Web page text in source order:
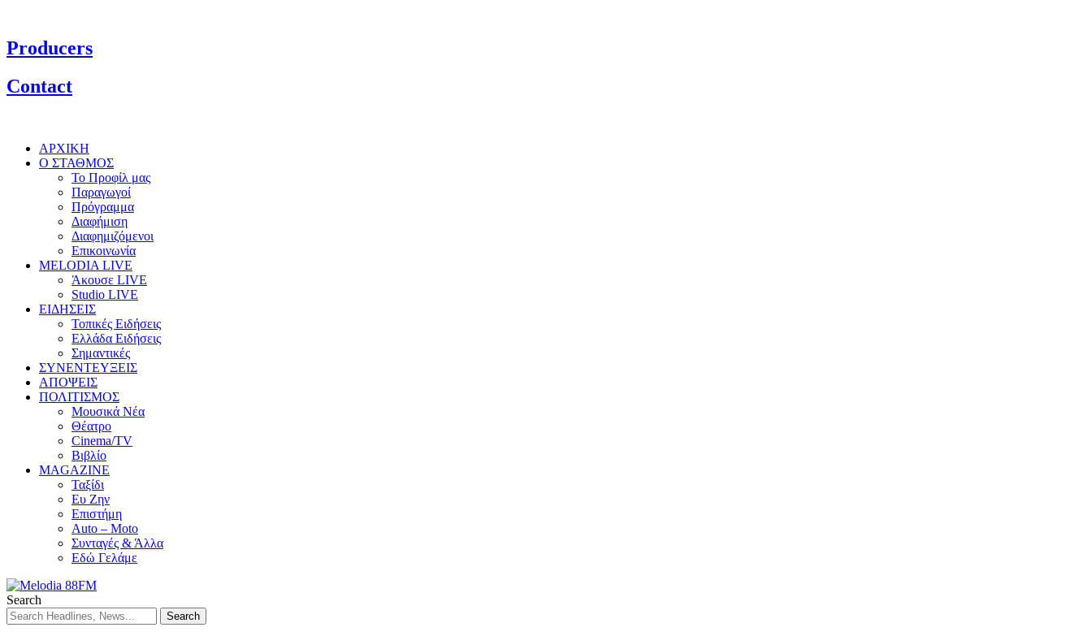
Producers
Contact
ΑΡΧΙΚΗ
Ο ΣΤΑΘΜΟΣ
Το Προφίλ μας
Παραγωγοί
Πρόγραμμα
Διαφήμιση
Διαφημιζόμενοι
Επικοινωνία
MELODIA LIVE
Άκουσε LIVE
Studio LIVE
ΕΙΔΗΣΕΙΣ
Τοπικές Ειδήσεις
Ελλάδα Ειδήσεις
Σημαντικές
ΣΥΝΕΝΤΕΥΞΕΙΣ
ΑΠΟΨΕΙΣ
ΠΟΛΙΤΙΣΜΟΣ
Μουσικά Νέα
Θέατρο
Cinema/TV
Βιβλίο
MAGAZINE
Ταξίδι
Ευ Ζην
Επιστήμη
Auto – Moto
Συνταγές & Άλλα
Εδώ Γελάμε
Search